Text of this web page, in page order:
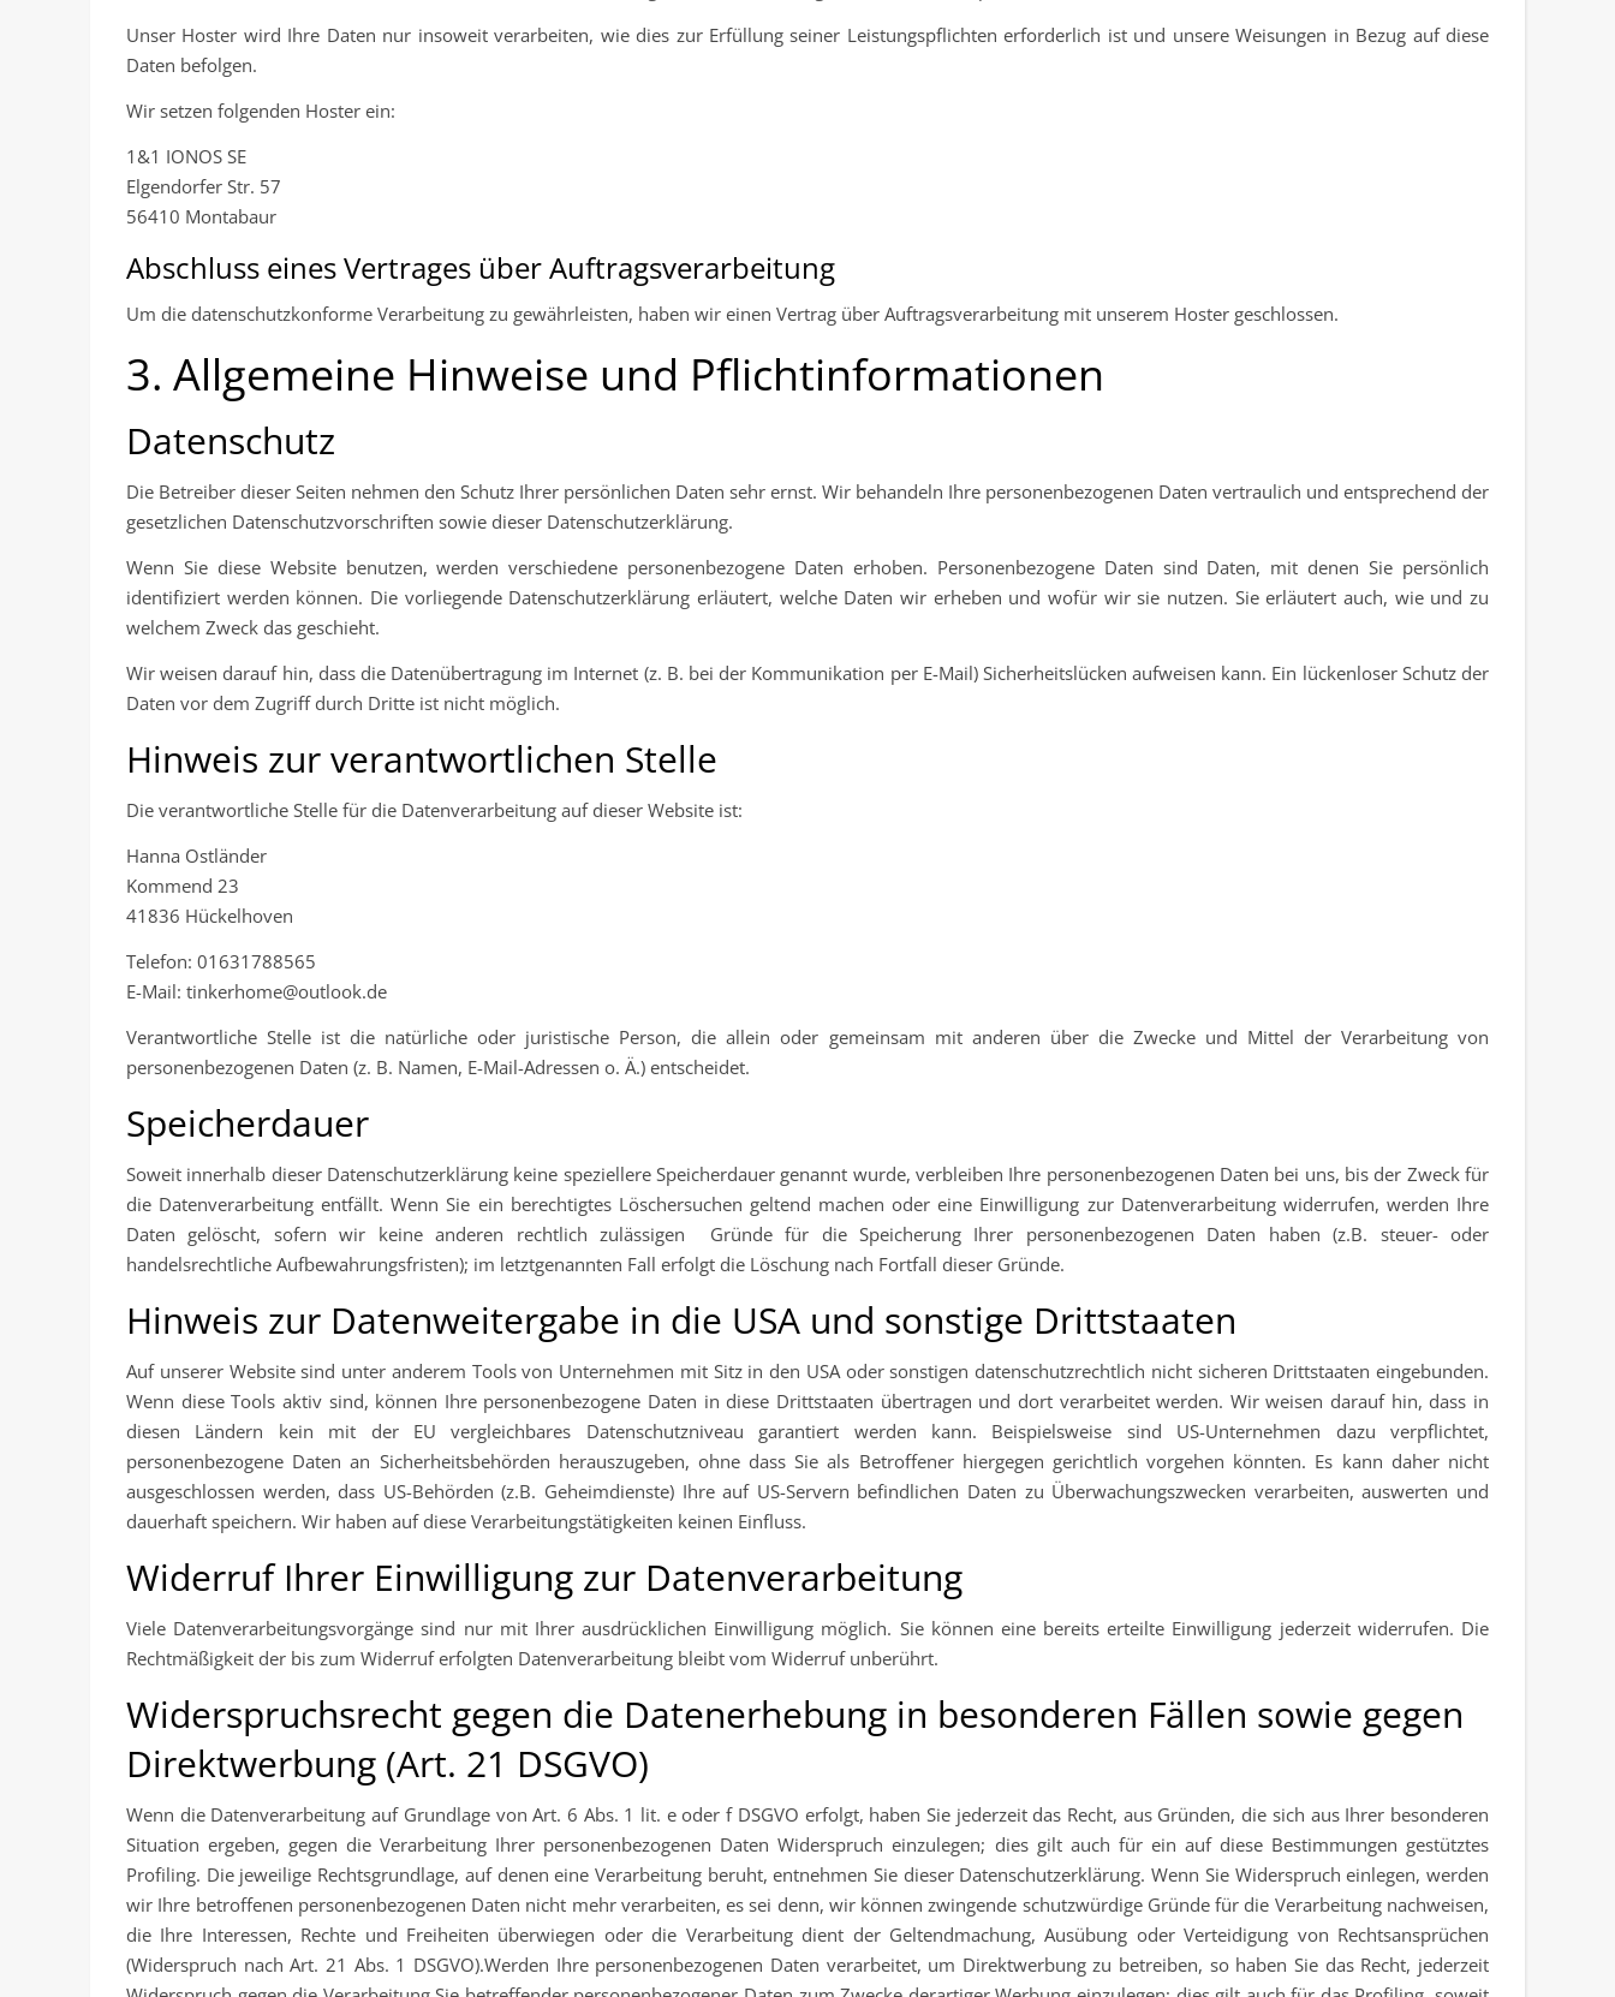
Unser Hoster wird Ihre Daten nur insoweit verarbeiten, wie dies zur Erfüllung seiner Leistungspflichten erforderlich ist und unsere Weisungen in Bezug auf diese
Daten befolgen.
Wir setzen folgenden Hoster ein:
1&1 IONOS SE
Elgendorfer Str. 57
56410 Montabaur
Abschluss eines Vertrages über Auftragsverarbeitung
Um die datenschutzkonforme Verarbeitung zu gewährleisten, haben wir einen Vertrag über Auftragsverarbeitung mit unserem Hoster geschlossen.
3. Allgemeine Hinweise und Pflicht­informationen
Datenschutz
Die Betreiber dieser Seiten nehmen den Schutz Ihrer persönlichen Daten sehr ernst. Wir behandeln Ihre personenbezogenen Daten vertraulich und entsprechend der
gesetzlichen Datenschutzvorschriften sowie dieser Datenschutzerklärung.
Wenn Sie diese Website benutzen, werden verschiedene personenbezogene Daten erhoben. Personenbezogene Daten sind Daten, mit denen Sie persönlich
identifiziert werden können. Die vorliegende Datenschutzerklärung erläutert, welche Daten wir erheben und wofür wir sie nutzen. Sie erläutert auch, wie und zu
welchem Zweck das geschieht.
Wir weisen darauf hin, dass die Datenübertragung im Internet (z. B. bei der Kommunikation per E-Mail) Sicherheitslücken aufweisen kann. Ein lückenloser Schutz der
Daten vor dem Zugriff durch Dritte ist nicht möglich.
Hinweis zur verantwortlichen Stelle
Die verantwortliche Stelle für die Datenverarbeitung auf dieser Website ist:
Hanna Ostländer
Kommend 23
41836 Hückelhoven
Telefon: 01631788565
E-Mail: tinkerhome@outlook.de
Verantwortliche Stelle ist die natürliche oder juristische Person, die allein oder gemeinsam mit anderen über die Zwecke und Mittel der Verarbeitung von
personenbezogenen Daten (z. B. Namen, E-Mail-Adressen o. Ä.) entscheidet.
Speicherdauer
Soweit innerhalb dieser Datenschutzerklärung keine speziellere Speicherdauer genannt wurde, verbleiben Ihre personenbezogenen Daten bei uns, bis der Zweck für
die Datenverarbeitung entfällt. Wenn Sie ein berechtigtes Löschersuchen geltend machen oder eine Einwilligung zur Datenverarbeitung widerrufen, werden Ihre
Daten gelöscht, sofern wir keine anderen rechtlich zulässigen Gründe für die Speicherung Ihrer personenbezogenen Daten haben (z.B. steuer- oder
handelsrechtliche Aufbewahrungsfristen); im letztgenannten Fall erfolgt die Löschung nach Fortfall dieser Gründe.
Hinweis zur Datenweitergabe in die USA und sonstige Drittstaaten
Auf unserer Website sind unter anderem Tools von Unternehmen mit Sitz in den USA oder sonstigen datenschutzrechtlich nicht sicheren Drittstaaten eingebunden.
Wenn diese Tools aktiv sind, können Ihre personenbezogene Daten in diese Drittstaaten übertragen und dort verarbeitet werden. Wir weisen darauf hin, dass in
diesen Ländern kein mit der EU vergleichbares Datenschutzniveau garantiert werden kann. Beispielsweise sind US-Unternehmen dazu verpflichtet,
personenbezogene Daten an Sicherheitsbehörden herauszugeben, ohne dass Sie als Betroffener hiergegen gerichtlich vorgehen könnten. Es kann daher nicht
ausgeschlossen werden, dass US-Behörden (z.B. Geheimdienste) Ihre auf US-Servern befindlichen Daten zu Überwachungszwecken verarbeiten, auswerten und
dauerhaft speichern. Wir haben auf diese Verarbeitungstätigkeiten keinen Einfluss.
Widerruf Ihrer Einwilligung zur Datenverarbeitung
Viele Datenverarbeitungsvorgänge sind nur mit Ihrer ausdrücklichen Einwilligung möglich. Sie können eine bereits erteilte Einwilligung jederzeit widerrufen. Die
Rechtmäßigkeit der bis zum Widerruf erfolgten Datenverarbeitung bleibt vom Widerruf unberührt.
Widerspruchsrecht gegen die Datenerhebung in besonderen Fällen sowie gegen
Direktwerbung (Art. 21 DSGVO)
Wenn die Datenverarbeitung auf Grundlage von Art. 6 Abs. 1 lit. e oder f DSGVO erfolgt, haben Sie jederzeit das Recht, aus Gründen, die sich aus Ihrer besonderen
Situation ergeben, gegen die Verarbeitung Ihrer personenbezogenen Daten Widerspruch einzulegen; dies gilt auch für ein auf diese Bestimmungen gestütztes
Profiling. Die jeweilige Rechtsgrundlage, auf denen eine Verarbeitung beruht, entnehmen Sie dieser Datenschutzerklärung. Wenn Sie Widerspruch einlegen, werden
wir Ihre betroffenen personenbezogenen Daten nicht mehr verarbeiten, es sei denn, wir können zwingende schutzwürdige Gründe für die Verarbeitung nachweisen,
die Ihre Interessen, Rechte und Freiheiten überwiegen oder die Verarbeitung dient der Geltendmachung, Ausübung oder Verteidigung von Rechtsansprüchen
(Widerspruch nach Art. 21 Abs. 1 DSGVO).Werden Ihre personenbezogenen Daten verarbeitet, um Direktwerbung zu betreiben, so haben Sie das Recht, jederzeit